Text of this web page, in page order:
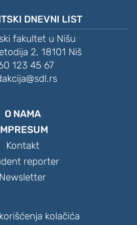
DNEVNI LIST
fakultet u Nišu
2, 18101 Niš
123 45 67
O NAMA
Kontakt
reporter
Newsletter
kolačića